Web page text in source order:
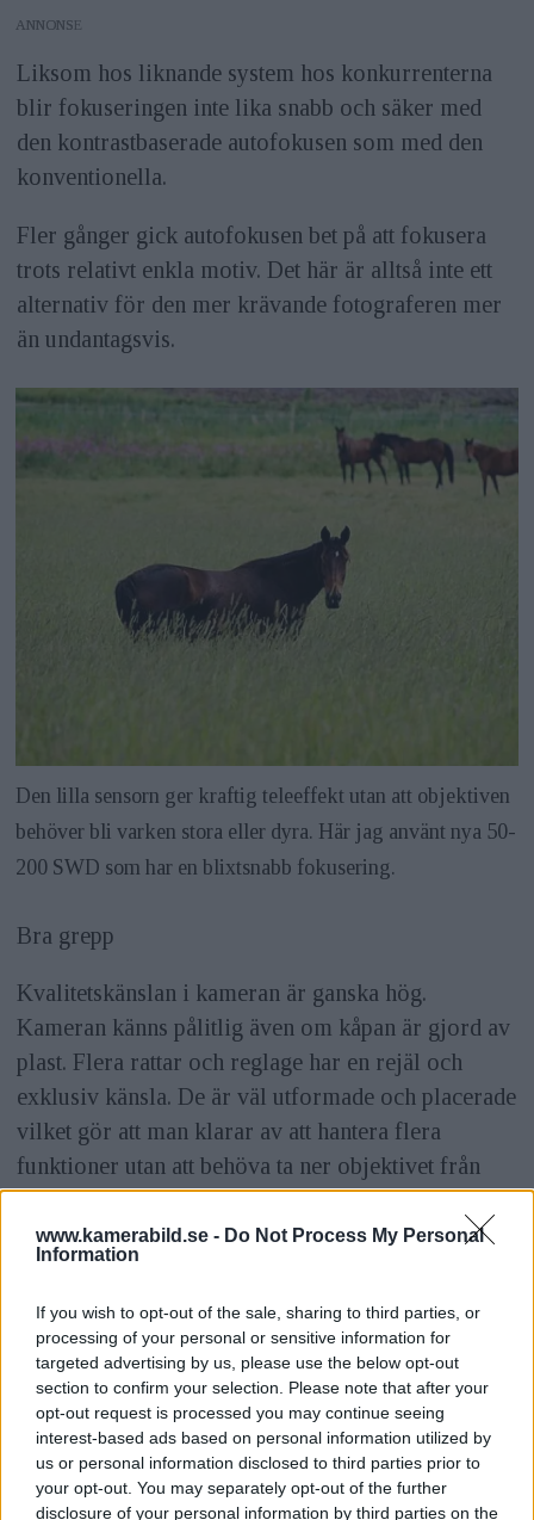
www.kamerabild.se - Do Not Process My Personal
Information
If you wish to opt-out of the sale, sharing to third parties, or
processing of your personal or sensitive information for
targeted advertising by us, please use the below opt-out
section to confirm your selection. Please note that after your
opt-out request is processed you may continue seeing
interest-based ads based on personal information utilized by
us or personal information disclosed to third parties prior to
your opt-out. You may separately opt-out of the further
disclosure of your personal information by third parties on the
ANNONS
Liksom hos liknande system hos konkurrenterna
blir fokuseringen inte lika snabb och säker med
den kontrastbaserade autofokusen som med den
konventionella.
Fler gånger gick autofokusen bet på att fokusera
trots relativt enkla motiv. Det här är alltså inte ett
alternativ för den mer krävande fotograferen mer
än undantagsvis.
Den lilla sensorn ger kraftig teleeffekt utan att objektiven
behöver bli varken stora eller dyra. Här jag använt nya 50-
200 SWD som har en blixtsnabb fokusering.
Bra grepp
Kvalitetskänslan i kameran är ganska hög.
Kameran känns pålitlig även om kåpan är gjord av
plast. Flera rattar och reglage har en rejäl och
exklusiv känsla. De är väl utformade och placerade
vilket gör att man klarar av att hantera flera
funktioner utan att behöva ta ner objektivet från
ögat.
ANNONS
och det kan vara lite pilligt med knapparna för
skärmsökare och autofokus och exponeringslås.
Greppet är rejält och skönt med sin mjuka
gummibeklädnad. Trots att kameran gjorts så rejäl
och har många knappar känns den inte stor och